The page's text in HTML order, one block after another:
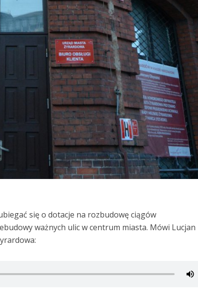
się o dotacje na rozbudowę ciągów
ważnych ulic w centrum miasta. Mówi Lucjan